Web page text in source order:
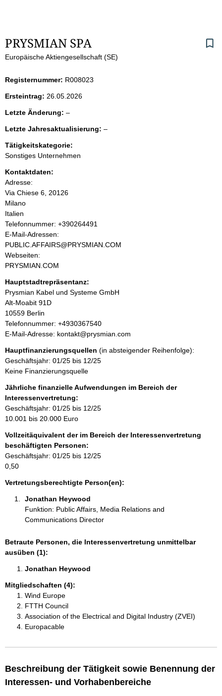
S
e
i
t
e
n
i
n
h
a
l
t
PRYSMIAN SPA
Europäische Aktiengesellschaft (SE)
Registernummer: R008023
Ersteintrag: 26.05.2026
Letzte Änderung: –l
e
r
Letzte Jahresaktualisierung: –l
Tätigkeitskategorie:
Sonstiges Unternehmen
Kontaktdaten:
Adresse:
Via Chiese 6, 20126
Milano
Italien
K
o
n
t
a
t
i
n
f
o
r
m
a
t
o
n
e
n
:
Telefonnummer: +390264491
E-Mail-Adressen:
PUBLIC.AFFAIRS@PRYSMIAN.COM
Webseiten:
PRYSMIAN.COM
Hauptstadtrepräsentanz:
A
d
r
e
s
e
Prysmian Kabel und Systeme GmbH
Alt-Moabit 91D
10559 Berlin
K
o
t
a
k
t
i
n
f
r
m
a
t
i
Telefonnummer: +4930367540
E-Mail-Adresse: kontakt@prysmian.com
Hauptfinanzierungsquellen (in absteigender Reihenfolge):
Geschäftsjahr: 01/25 bis 12/25
Keine Finanzierungsquelle
Jährliche finanzielle Aufwendungen im Bereich der
Interessenvertretung:
Geschäftsjahr: 01/25 bis 12/25
10.001 bis 20.000 Euro
Vollzeitäquivalent der im Bereich der Interessenvertretung
beschäftigten Personen:
Geschäftsjahr: 01/25 bis 12/25
0,50
Vertretungsberechtigte Person(en):
Jonathan Heywood
Funktion: Public Affairs, Media Relations and
Communications Director
Betraute Personen, die Interessenvertretung unmittelbar
ausüben (1):
Jonathan Heywood
Mitgliedschaften (4):
Wind Europe
FTTH Council
Association of the Electrical and Digital Industry (ZVEI)
Europacable
Beschreibung der Tätigkeit sowie Benennung der
Interessen- und Vorhabenbereiche